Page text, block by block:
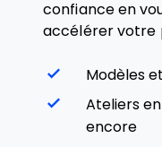
confiance en
accélérer votre
Modèles
Ateliers
encore